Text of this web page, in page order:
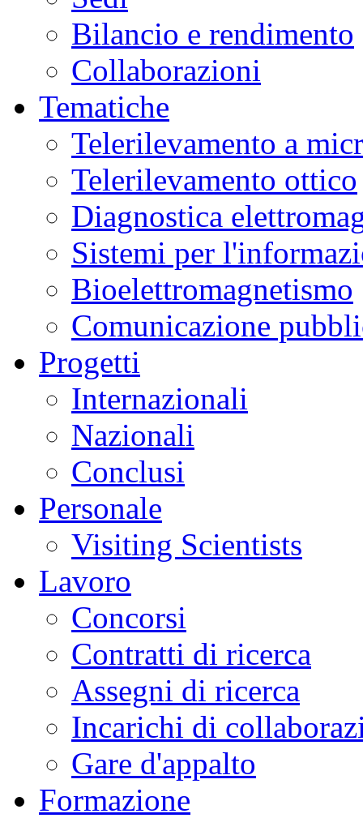
Bilancio e rendimento
Collaborazioni
Tematiche
Telerilevamento a
Telerilevamento ottico
Diagnostica
Sistemi per
Bioelettromagnetismo
Comunicazione
Progetti
Internazionali
Nazionali
Conclusi
Personale
Visiting Scientists
Lavoro
Concorsi
Contratti di ricerca
Assegni di ricerca
Incarichi di
Gare d'appalto
Formazione